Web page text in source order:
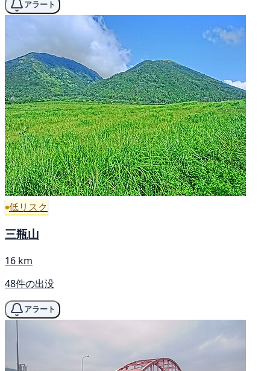
アラート
低リスク
三瓶山
16 km
48件の出没
アラート